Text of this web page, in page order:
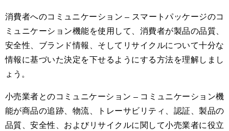
消費者へのコミュニケーション – スマートパッケージのコ
ミュニケーション機能を使用して、消費者が製品の品質、
安全性、ブランド情報、そしてリサイクルについて十分な
情報に基づいた決定を下せるようにする方法を理解しまし
ょう。
小売業者とのコミュニケーション – コミュニケーション機
能が商品の追跡、物流、トレーサビリティ、認証、製品の
品質、安全性、およびリサイクルに関して小売業者に役立